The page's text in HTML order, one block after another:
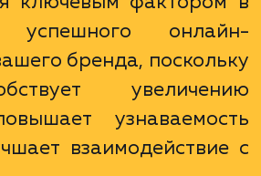
ваших рекламных
разработанная